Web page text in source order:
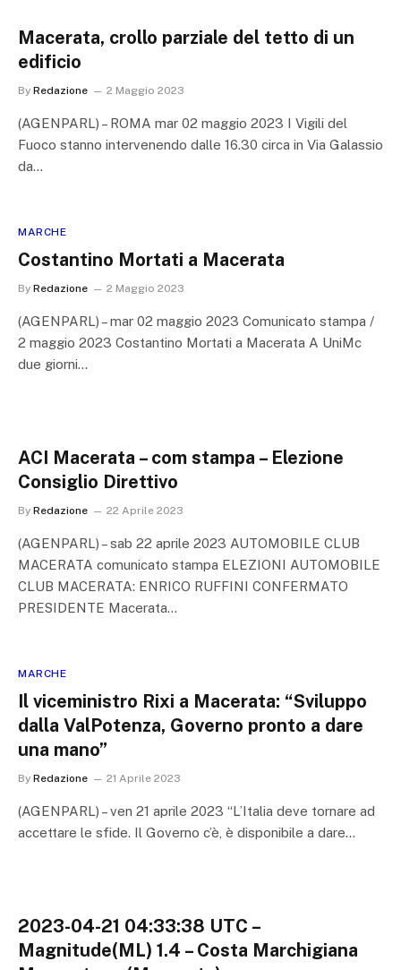
Macerata, crollo parziale del tetto di un
edificio
By Redazione 2 Maggio 2023
(AGENPARL) – ROMA mar 02 maggio 2023 I Vigili del
Fuoco stanno intervenendo dalle 16.30 circa in Via Galassio
da…
MARCHE
Costantino Mortati a Macerata
By Redazione 2 Maggio 2023
(AGENPARL) – mar 02 maggio 2023 Comunicato stampa /
2 maggio 2023 Costantino Mortati a Macerata A UniMc
due giorni…
ACI Macerata – com stampa – Elezione
Consiglio Direttivo
By Redazione 22 Aprile 2023
(AGENPARL) – sab 22 aprile 2023 AUTOMOBILE CLUB
MACERATA comunicato stampa ELEZIONI AUTOMOBILE
CLUB MACERATA: ENRICO RUFFINI CONFERMATO
PRESIDENTE Macerata…
MARCHE
Il viceministro Rixi a Macerata: “Sviluppo
dalla ValPotenza, Governo pronto a dare
una mano”
By Redazione 21 Aprile 2023
(AGENPARL) – ven 21 aprile 2023 “L’Italia deve tornare ad
accettare le sfide. Il Governo c’è, è disponibile a dare…
2023-04-21 04:33:38 UTC –
Magnitude(ML) 1.4 – Costa Marchigiana